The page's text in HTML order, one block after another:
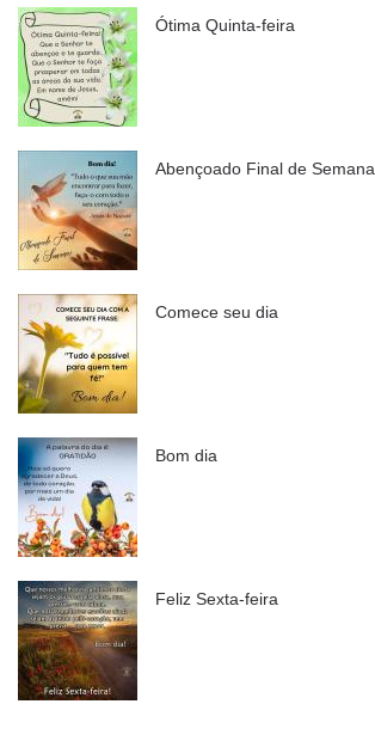
Ótima Quinta-feira
Abençoado Final de Semana
Comece seu dia
Bom dia
Feliz Sexta-feira